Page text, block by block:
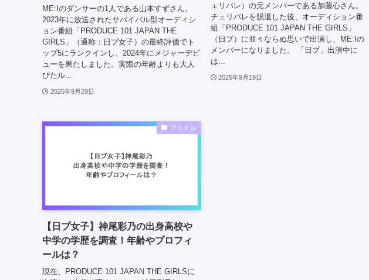
ME:Iのダンサーの1人である山本すずさん。
2023年に放送されたサバイバル型オーディシ
ョン番組「PRODUCE 101 JAPAN THE
GIRLS」（通称：日プ女子）の最終評価でト
ップ5にランクインし、2024年にメジャーデビ
ューを果たしました。実際の年齢よりも大人
びたル...
2025年9月29日
ェリバレ）の元メンバーである加藤心さん。
チェリバレを脱退した後、オーディション番
組「PRODUCE 101 JAPAN THE GIRLS」
（日プ）に並々ならぬ思いで出演し、ME:Iの
メンバーになりました。 「日プ」出演中に
は...
2025年9月19日
アイドル
【日プ女子】神尾彩乃の出身高校や
中学の学歴を調査！年齢やプロフィ
ールは？
現在、PRODUCE 101 JAPAN THE GIRLSに